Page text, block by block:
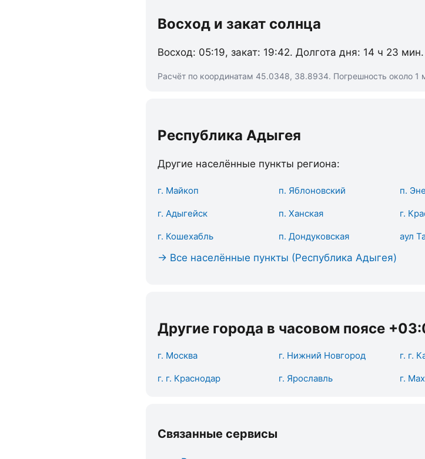
Восход и закат солнца
Восход: 05:19, закат: 19:42. Долгота дня: 14 ч 23 мин.
Расчёт по координатам 45.0348, 38.8934. Погрешность около 1
Республика Адыгея
Другие населённые пункты региона:
г. Майкоп п. Яблоновский п.
г. Адыгейск п. Ханская г.
г. Кошехабль п. Дондуковская аул
→ Все населённые пункты (Республика Адыгея)
Другие города в часовом поясе
г. Москва г. Нижний Новгород г. г.
г. г. Краснодар г. Ярославль г.
Связанные сервисы